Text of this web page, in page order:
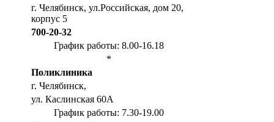
г. Челябинск, ул.Российская, дом 20,
корпус 5
700-20-32
График работы: 8.00-16.18
*
Поликлиника
г. Челябинск,
ул. Каслинская 60А
График работы: 7.30-19.00